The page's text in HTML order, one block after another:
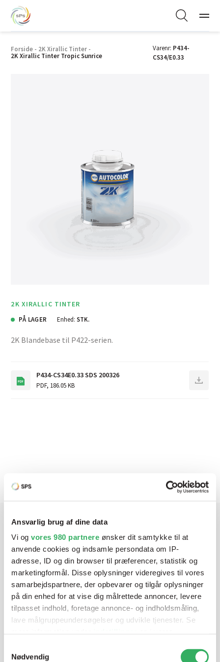
Ansvarlig brug af dine data
Vi og vores 980 partnere ønsker dit samtykke til at
anvende cookies og indsamle persondata om IP-
adresse, ID og din browser til præferencer, statistik og
marketingformål. Disse oplysninger videregives til vores
samarbejdspartnere, der opbevarer og tilgår oplysninger
på din enhed for at vise dig målrettede annoncer, levere
tilpasset indhold, foretage annonce- og indholdsmåling,
lave målgruppeundersøgelser og udvikle tjenester. Se
tilbage eller ændre indstillinger fra vores
Nødvendig
Forside - 2K Xirallic Tinter -
2K Xirallic Tinter Tropic Sunrice
Varenr: P434-
CS34/E0.33
2K XIRALLIC TINTER
PÅ LAGER Enhed: STK.
2K Blandebase til P422-serien.
P434-CS34E0.33 SDS 200326
PDF, 186.05 KB
Produktbeskrivelse
P422-serien
Har du brug for hjælp? Vi sidder
klar ved telefonen
Vi tilbyder et bredt sortiment af produkter til
autolakering. Lige meget om du skal bruge en enkelt farve,
en sprøjtepistol eller om du har behov for en
blandeanlægsløsning, kan vi hjælpe dig.
Mandag - Torsdag 07:00-15:30